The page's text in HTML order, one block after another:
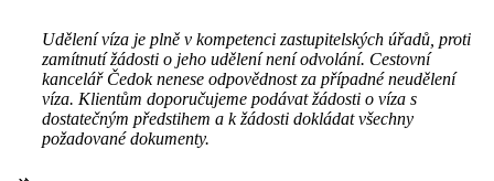
Udělení víza je plně v kompetenci zastupitelských úřadů, proti
zamítnutí žádosti o jeho udělení není odvolání. Cestovní
kancelář Čedok nenese odpovědnost za případné neudělení
víza. Klientům doporučujeme podávat žádosti o víza s
dostatečným předstihem a k žádosti dokládat všechny
požadované dokumenty.